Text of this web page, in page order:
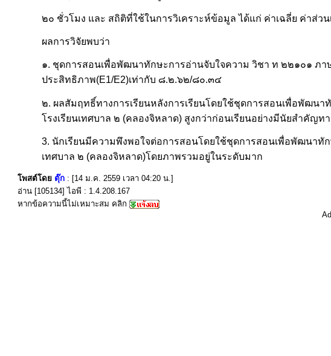
๒๐ ชั่วโมง และ สถิติที่ใช้ในการวิเคราะห์ข้อมูล ได้แก่ ค่าเฉลี่ย ค่าส่ว
ผลการวิจัยพบว่า
๑. ชุดการสอนเพื่อพัฒนาทักษะการอ่านจับใจความ วิชา ท ๒๒๑๐๑ ภา
ประสิทธิภาพ(E1/E2)เท่ากับ ๘.๒.๖๒/๘๐.๓๔
๒. ผลสัมฤทธิ์ทางการเรียนหลังการเรียนโดยใช้ชุดการสอนเพื่อพัฒ
โรงเรียนเทศบาล ๒ (คลองจิหลาด) สูงกว่าก่อนเรียนอย่างมีนัยสำคัญท
3. นักเรียนมีความพึงพอใจต่อการสอนโดยใช้ชุดการสอนเพื่อพัฒนาทั
เทศบาล ๒ (คลองจิหลาด)โดยภาพรวมอยู่ในระดับมาก
โพสต์โดย ตุ๊ก : [14 ม.ค. 2559 เวลา 04:20 น.]
อ่าน [105134] ไอพี : 1.4.208.167
หากข้อความนี้ไม่เหมาะสม คลิก